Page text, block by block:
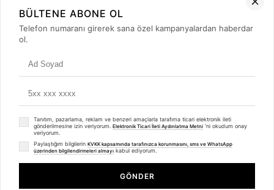
+90 (850) 473 08 08
© 2008 - 2026merterelektronik.com
- Tüm Hakları Saklıdır. Kredi kartı bilgileriniz 256bit SSL sertifikası ile
Whatsapp
BÜLTENE ABONE OL
Telefon numaranı girerek sana özel kampanyalardan haberdar
ol.
Tanıtım, pazarlama, reklam ve benzeri amaçlarla tarafıma ticari elektronik ileti
gönderilmesine izin veriyorum. Elektronik Ticari İleti Aydınlatma Metni 'ni okudum onay
veriyorum.
Paylaştığım bilgilerin KVKK kapsamında tarafınızca korunmasını, sms ve WhatsApp
üzerinden bilgilendirmeleri almayı kabul ediyorum.
GÖNDER